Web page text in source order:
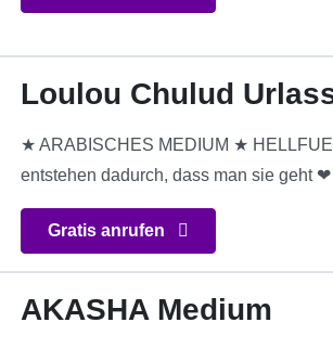
Loulou Chulud
★ ARABISCHES MEDIUM ★
entstehen dadurch, dass man sie geht
Gratis anrufen
AKASHA Medium